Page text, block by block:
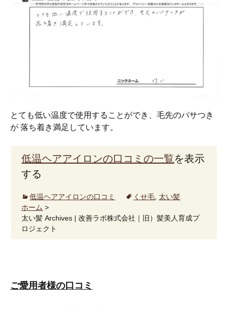
とても低い温度で使用することができ、毛先のパサつき
が 落ち着き満足しています。
低温ヘアアイロンの口コミの一覧を表示
する
低温ヘアアイロンの口コミ くせ毛 太い髪
ホーム >
太い髪 Archives | 改善ラボ株式会社｜旧）髪美人育成プ
ロジェクト
ご愛用者様の口コミ